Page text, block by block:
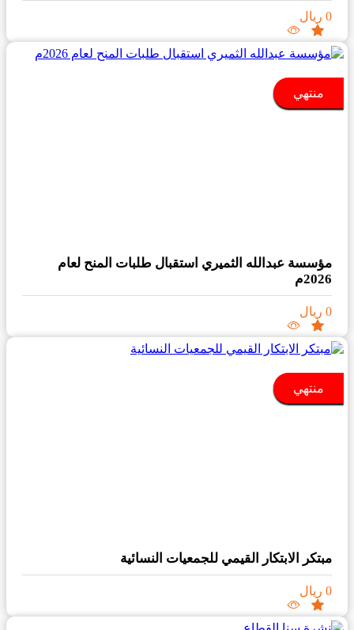
0 ريال
منتهي
مؤسسة عبدالله الثميري استقبال طلبات المنح لعام
2026م
0 ريال
منتهي
مبتكر الابتكار القيمي للجمعيات النسائية
0 ريال